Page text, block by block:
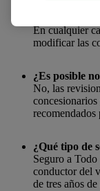
En cualquier
modificar las
¿Es posible
No, las
¿Qué tipo de
Seguro a
conductor del
de tres años